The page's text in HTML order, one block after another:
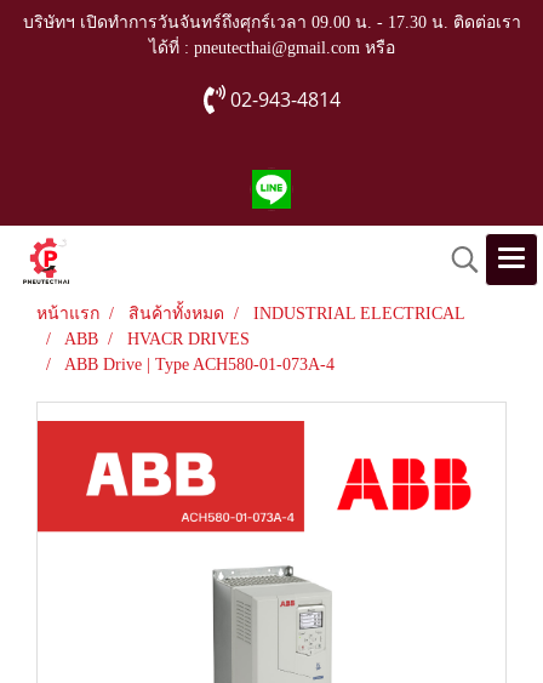
บริษัทฯ เปิดทำการวันจันทร์ถึงศุกร์เวลา 09.00 น. - 17.30 น. ติดต่อเรา
ได้ที่ : pneutecthai@gmail.com หรือ
02-943-4814
หน้าแรก สินค้าทั้งหมด
INDUSTRIAL ELECTRICAL
ABB
HVACR DRIVES
ABB Drive | Type ACH580-01-073A-4